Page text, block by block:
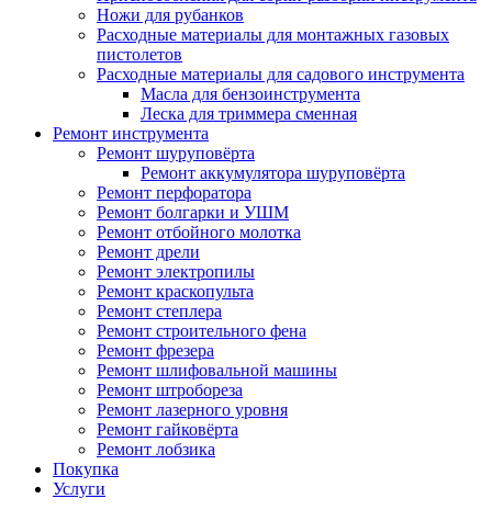
Ножи для рубанков
Расходные материалы для монтажных газовых
пистолетов
Расходные материалы для садового инструмента
Масла для бензоинструмента
Леска для триммера сменная
Ремонт инструмента
Ремонт шуруповёрта
Ремонт аккумулятора шуруповёрта
Ремонт перфоратора
Ремонт болгарки и УШМ
Ремонт отбойного молотка
Ремонт дрели
Ремонт электропилы
Ремонт краскопульта
Ремонт степлера
Ремонт строительного фена
Ремонт фрезера
Ремонт шлифовальной машины
Ремонт штробореза
Ремонт лазерного уровня
Ремонт гайковёрта
Ремонт лобзика
Покупка
Услуги